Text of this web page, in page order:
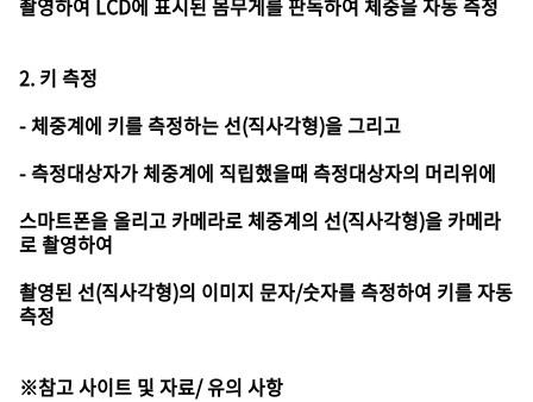
촬영하여 LCD에 표시된 몸무게를 판독하여 체중을 자동 측정
2. 키 측정
- 체중계에 키를 측정하는 선(직사각형)을 그리고
- 측정대상자가 체중계에 직립했을때 측정대상자의 머리위에
스마트폰을 올리고 카메라로 체중계의 선(직사각형)을 카메라
로 촬영하여
촬영된 선(직사각형)의 이미지 문자/숫자를 측정하여 키를 자동
측정
※참고 사이트 및 자료/ 유의 사항